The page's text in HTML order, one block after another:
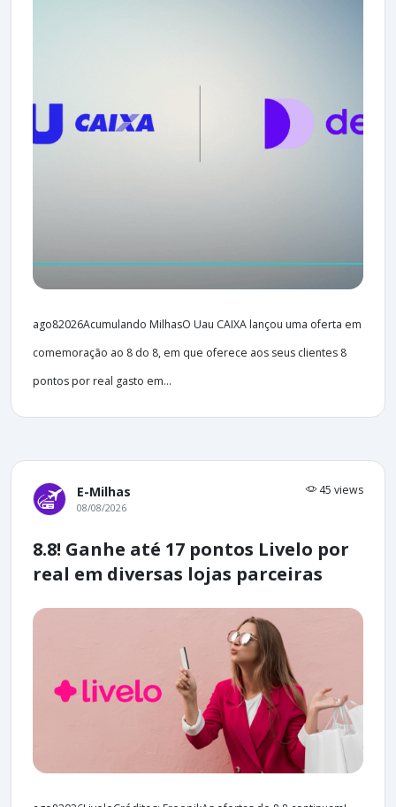
ago82026Acumulando MilhasO Uau CAIXA lançou uma oferta em
comemoração ao 8 do 8, em que oferece aos seus clientes 8
pontos por real gasto em...
E-Milhas 45 views
08/08/2026
8.8! Ganhe até 17 pontos Livelo por
real em diversas lojas parceiras